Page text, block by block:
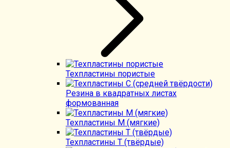
Техпластины пористые
Резина в квадратных листах
формованная
Техпластины М (мягкие)
Техпластины Т (твёрдые)